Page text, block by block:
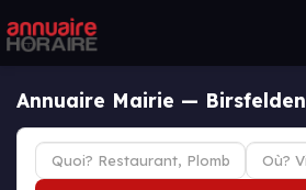
Annuaire Mairie — Birsfelden